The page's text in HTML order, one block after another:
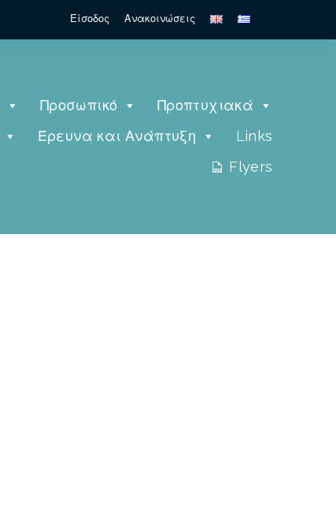
Είσοδος Ανακοινώσεις
Προσωπικό
Προπτυχιακά
Έρευνα και Ανάπτυξη
Links
Flyers